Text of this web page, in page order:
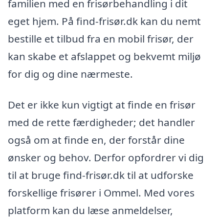
familien med en frisørbehandling i dit
eget hjem. På find-frisør.dk kan du nemt
bestille et tilbud fra en mobil frisør, der
kan skabe et afslappet og bekvemt miljø
for dig og dine nærmeste.
Det er ikke kun vigtigt at finde en frisør
med de rette færdigheder; det handler
også om at finde en, der forstår dine
ønsker og behov. Derfor opfordrer vi dig
til at bruge find-frisør.dk til at udforske
forskellige frisører i Ommel. Med vores
platform kan du læse anmeldelser,